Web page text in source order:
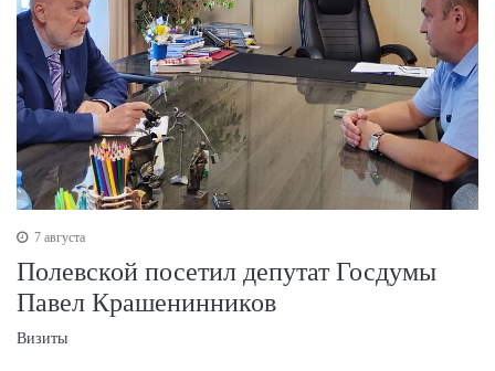
7 августа
Полевской посетил депутат Госдумы
Павел Крашенинников
Визиты